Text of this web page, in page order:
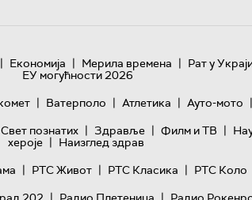
| Економија | Мерила времена | Рат у
ЕУ могућности 2026
| Ватерполо | Атлетика | Ауто-мото |
Свет познатих | Здравље | Филм и ТВ |
хероје | Наизглед здрав
| РТС Живот | РТС Класика | РТС Коло